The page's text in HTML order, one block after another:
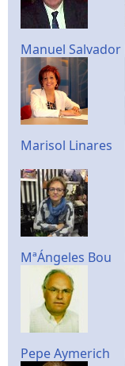
Manuel Salvador
Marisol Linares
MªÁngeles Bou
Pepe Aymerich